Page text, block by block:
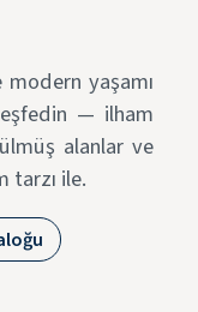
yaşamı
— ilham
alanlar ve
tarzı ile.